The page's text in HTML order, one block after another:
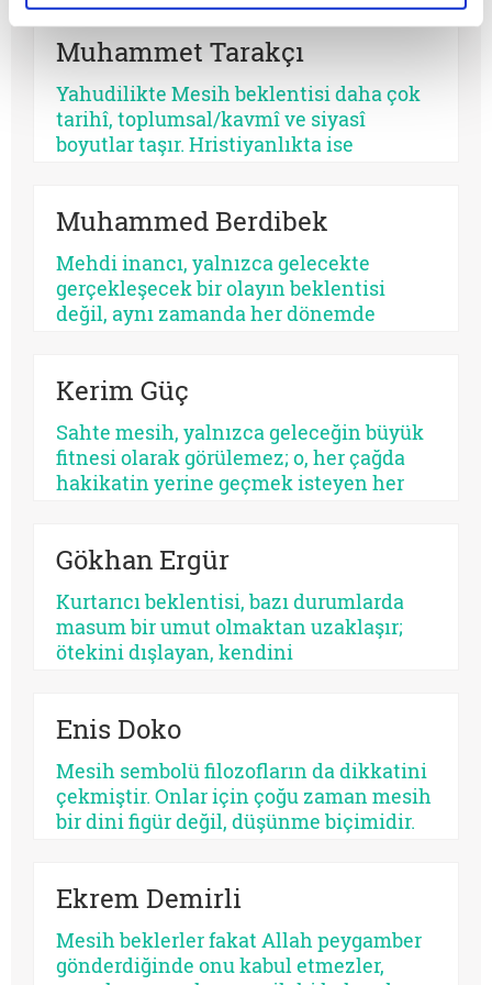
kusursuz bir kurtarıcı beklemez, çoğu
zaman kendi yarasına benzeyen bir yüz
arar. Bu yüzden kıtanın azizleri
kusurludur, öfkelidir, bazen
günahkârdır, bazen başarısızdır. Ama
tam da bu yüzden gerçektir.
Muhammet Tarakçı
Yahudilikte Mesih beklentisi daha çok
tarihî, toplumsal/kavmî ve siyasî
boyutlar taşır. Hristiyanlıkta ise
Yahudilikte Mesih beklentisi özellikle
iken, Hristiyanlıkta Mesih’in misyonu
bütün insanlığa yöneliktir.
Muhammed Berdibek
Mehdi inancı, yalnızca gelecekte
gerçekleşecek bir olayın beklentisi
değil, aynı zamanda her dönemde
konumlandırılan bir düşünsel merkez
olarak Şiî geleneğin en belirleyici
unsurlarından biri olmayı
sürdürmektedir.
Kerim Güç
Sahte mesih, yalnızca geleceğin büyük
fitnesi olarak görülemez; o, her çağda
hakikatin yerine geçmek isteyen her
zaman bir kült, kimi zaman da insanın
kendi benliğidir. Biri kalabalıkları yutar,
diğeri kalbi. Fakat ikisinin de kaynağı
aynıdır: Allah’tan kopmuş merkez…
Gökhan Ergür
Kurtarıcı beklentisi, bazı durumlarda
masum bir umut olmaktan uzaklaşır;
ötekini dışlayan, kendini
kurtarıcı beklentisi aynı ruhsal içerikle
bazısı sertleştirir. Bazısı dayanıklılık
üretir, bazısı düşmanlık.
Enis Doko
Mesih sembolü filozofların da dikkatini
çekmiştir. Onlar için çoğu zaman mesih
bir dini figür değil, düşünme biçimidir.
onun çoktan sekülerleştiğini ve modern
savunur.
Ekrem Demirli
Mesih beklerler fakat Allah peygamber
gönderdiğinde onu kabul etmezler,